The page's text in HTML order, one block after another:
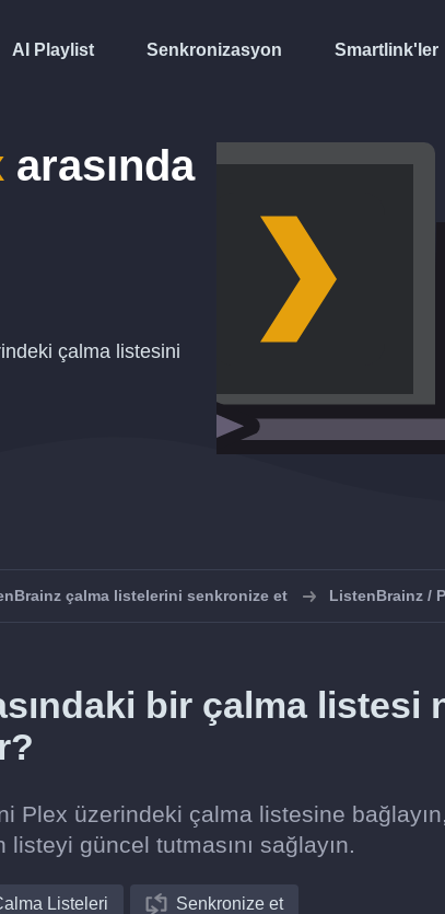
AI Playlist Senkronizasyon Smartlink'ler
arasında
çalma listesini
çalma listelerini senkronize et ListenBrainz /
bir çalma listesi
Plex üzerindeki çalma listesine bağlayın,
listeyi güncel tutmasını sağlayın.
Listeleri Senkronize et